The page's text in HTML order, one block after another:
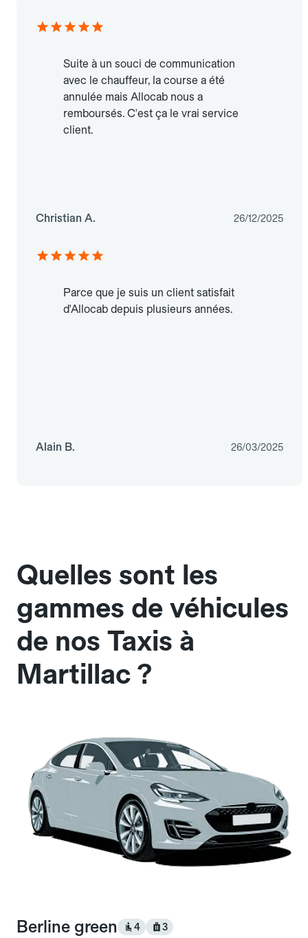
Suite à un souci de communication
avec le chauffeur, la course a été
annulée mais Allocab nous a
remboursés. C'est ça le vrai service
client.
Christian A. 26/12/2025
Parce que je suis un client satisfait
d'Allocab depuis plusieurs années.
Alain B. 26/03/2025
Quelles sont les
gammes de véhicules
de nos Taxis à
Martillac ?
Berline green 4 3